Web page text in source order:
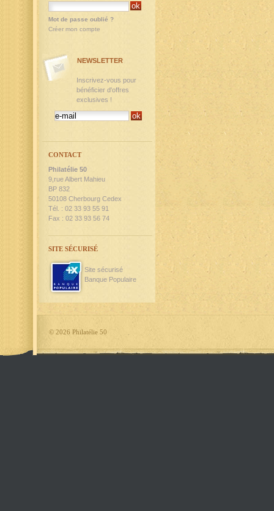
Mot de passe oublié ?
Créer mon compte
NEWSLETTER
Inscrivez-vous pour
bénéficier d'offres
exclusives !
CONTACT
Philatélie 50
9,rue Albert Mahieu
BP 832
50108 Cherbourg Cedex
Tél. : 02 33 93 55 91
Fax : 02 33 93 56 74
SITE SÉCURISÉ
Site sécurisé
Banque Populaire
© 2026 Philatélie 50